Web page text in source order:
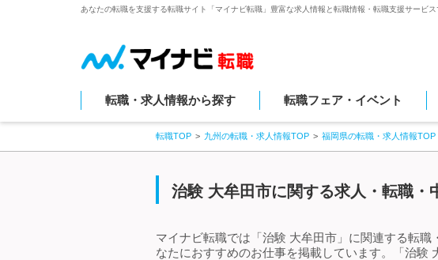
あなたの転職を支援する転職サイト「マイナビ転職」豊富な求人情報と転職情報・転職支援サービス
転職・求人情報から探す 転職フェア・イベント
転職TOP 九州の転職・求人情報TOP 福岡県の転職・求人情報TOP
治験 大牟田市に関する求人・転職・
マイナビ転職では「治験 大牟田市」に関連する転
なたにおすすめのお仕事を掲載しています。「治験